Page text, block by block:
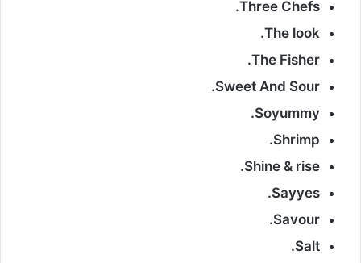
Three Chefs.
The look.
The Fisher.
Sweet And Sour.
Soyummy.
Shrimp.
Shine & rise.
Sayyes.
Savour.
Salt.